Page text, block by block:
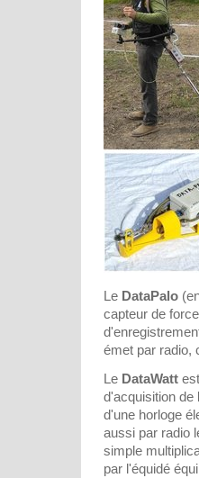
Le DataPalo
capteur de
émet par radio,
Le DataWatt
d'acquisition de
d'une horloge
aussi par radio
simple
par l'équidé